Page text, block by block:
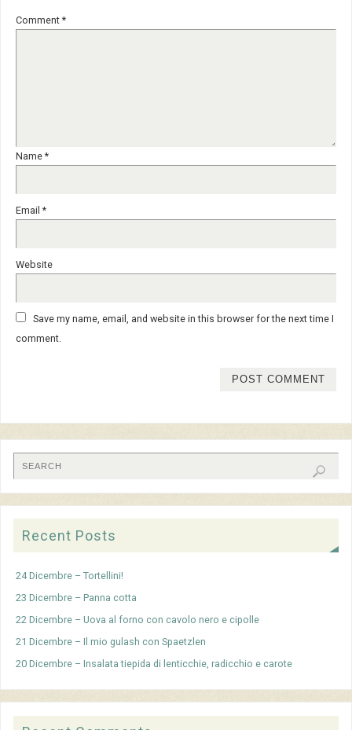
Comment *
Name *
Email *
Website
Save my name, email, and website in this browser for the next time I
comment.
Recent Posts
24 Dicembre – Tortellini!
23 Dicembre – Panna cotta
22 Dicembre – Uova al forno con cavolo nero e cipolle
21 Dicembre – Il mio gulash con Spaetzlen
20 Dicembre – Insalata tiepida di lenticchie, radicchio e carote